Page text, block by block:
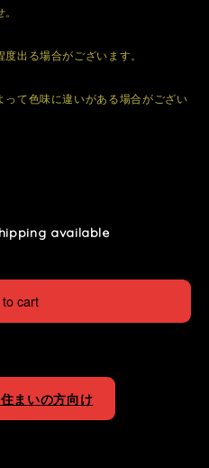
出る場合がございます。
って色味に違いがある場合がござい
available
cart
まいの方向け